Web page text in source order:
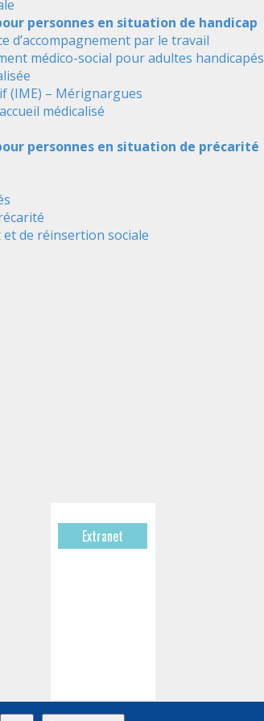
personnes en situation de handicap
d’accompagnement par le travail
médico-social pour adultes handicapés
(IME) – Mérignargues
médicalisé
personnes en situation de précarité
de réinsertion sociale
Extranet